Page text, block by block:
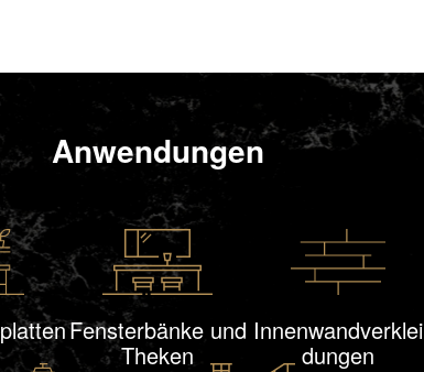
Anwendungen
plattenFensterbänke und
Theken
Innenwandverklei
dungen